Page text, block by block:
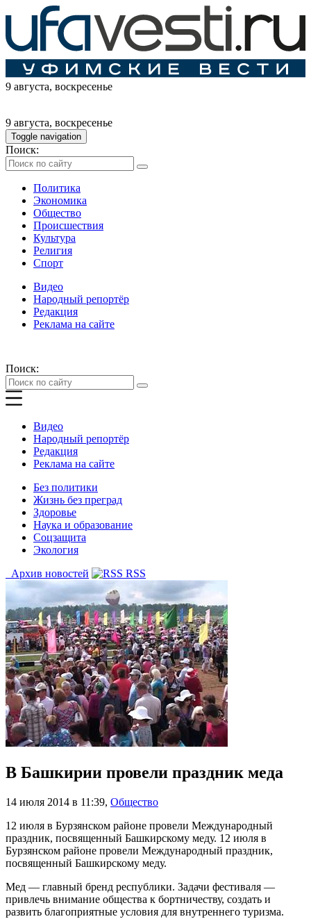
9 августа, воскресенье
9 августа, воскресенье
Toggle navigation
Поиск:
Политика
Экономика
Общество
Происшествия
Культура
Религия
Спорт
Видео
Народный репортёр
Редакция
Реклама на сайте
Поиск:
Видео
Народный репортёр
Редакция
Реклама на сайте
Без политики
Жизнь без преград
Здоровье
Наука и образование
Соцзащита
Экология
Архив новостей
RSS
В Башкирии провели праздник меда
14 июля 2014 в 11:39, Общество
12 июля в Бурзянском районе провели Международный
праздник, посвященный Башкирскому меду. 12 июля в
Бурзянском районе провели Международный праздник,
посвященный Башкирскому меду.
Мед — главный бренд республики. Задачи фестиваля —
привлечь внимание общества к бортничеству, создать и
развить благоприятные условия для внутреннего туризма.